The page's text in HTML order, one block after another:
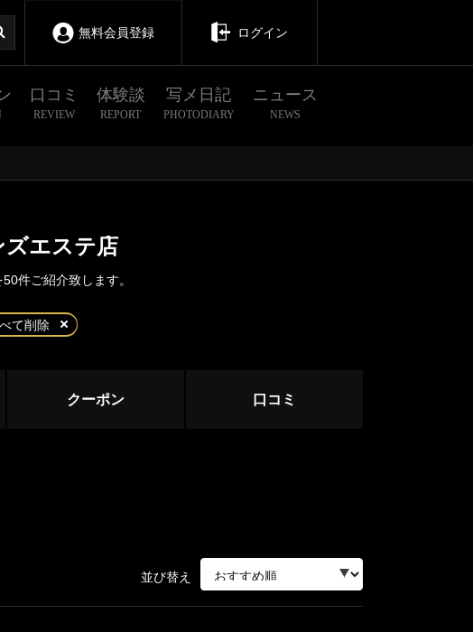
無料会員登録 ログイン
口コミ
REVIEW
体験談
REPORT
写メ日記
PHOTODIARY
ニュース
NEWS
ズエステ店
件ご紹介致します。
て削除
クーポン 口コミ
並び替え
馬場 中野・高円寺・荻窪